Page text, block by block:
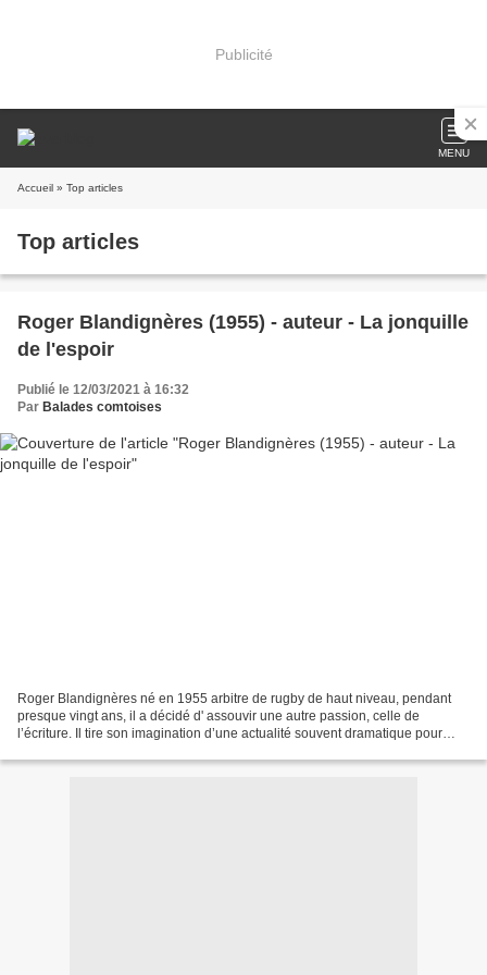
Publicité
MENU
Accueil » Top articles
Top articles
Roger Blandignères (1955) - auteur - La jonquille
de l'espoir
Publié le 12/03/2021 à 16:32
Par Balades comtoises
Roger Blandignères né en 1955 arbitre de rugby de haut niveau, pendant
presque vingt ans, il a décidé d' assouvir une autre passion, celle de
l’écriture. Il tire son imagination d’une actualité souvent dramatique pour